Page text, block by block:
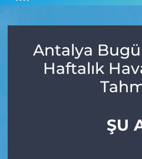
Antalya
Haftalık
ŞU
Manşet
Tüm Manşetler
Son Dakika Haberleri